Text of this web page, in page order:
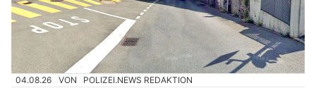
04.08.26 VON POLIZEI.NEWS REDAKTION